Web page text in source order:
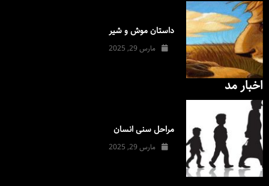
داستان موش و شیر
مارس 29, 2025
اخبار مد
مراحل سنی انسان
مارس 29, 2025